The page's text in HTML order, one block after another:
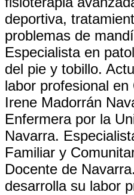
deportiva,
problemas de
Especialista en
del pie y tobillo.
labor profesional en
Irene Madorrán
Enfermera por la
Navarra.
Familiar y
Docente de
desarrolla su labor